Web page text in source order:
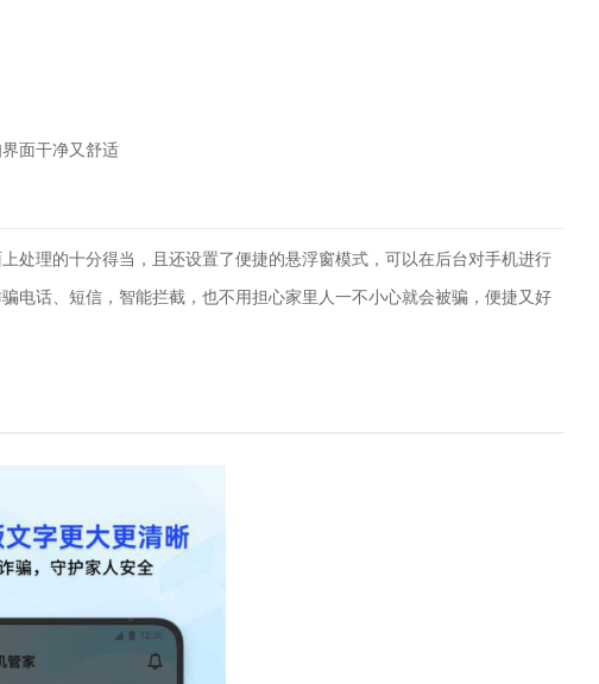
面干净又舒适
处理的十分得当，且还设置了便捷的悬浮窗模式，可以在后台对手机进行
电话、短信，智能拦截，也不用担心家里人一不小心就会被骗，便捷又好